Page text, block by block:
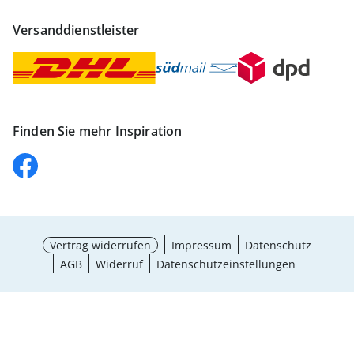
Versanddienstleister
Finden Sie mehr Inspiration
Vertrag widerrufen Impressum
Datenschutz
AGB
Widerruf Datenschutzeinstellungen